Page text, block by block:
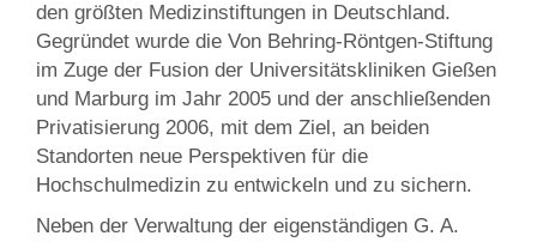
den größten Medizinstiftungen in Deutschland.
Gegründet wurde die Von Behring-Röntgen-Stiftung
im Zuge der Fusion der Universitätskliniken Gießen
und Marburg im Jahr 2005 und der anschließenden
Privatisierung 2006, mit dem Ziel, an beiden
Standorten neue Perspektiven für die
Hochschulmedizin zu entwickeln und zu sichern.
Neben der Verwaltung der eigenständigen G. A.